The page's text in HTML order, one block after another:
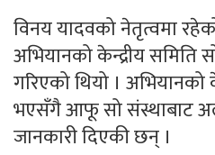
विनय यादवको नेतृत्वमा रहेको
अभियानको केन्द्रीय समिति
गरिएको थियो । अभियानको
भएसँगै आफू सो संस्थाबाट
जानकारी दिएकी छन् ।